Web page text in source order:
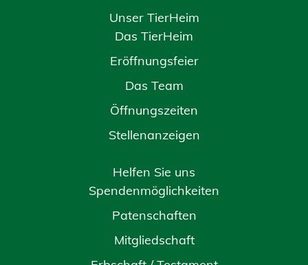
Unser TierHeim
Das TierHeim
Eröffnungsfeier
Das Team
Öffnungszeiten
Stellenanzeigen
Helfen Sie uns
Spendenmöglichkeiten
Patenschaften
Mitgliedschaft